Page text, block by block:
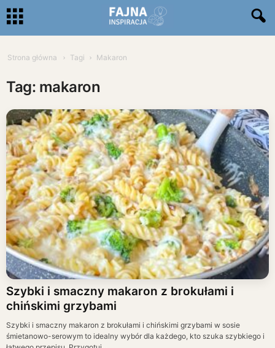
Strona główna Tagi Makaron
Tag: makaron
Szybki i smaczny makaron z brokułami i
chińskimi grzybami
Szybki i smaczny makaron z brokułami i chińskimi grzybami w sosie
śmietanowo-serowym to idealny wybór dla każdego, kto szuka szybkiego i